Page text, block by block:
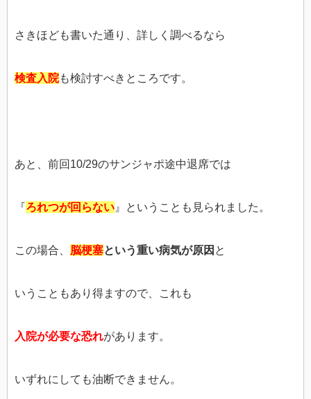
さきほども書いた通り、詳しく調べるなら
検査入院も検討すべきところです。
あと、前回10/29のサンジャポ途中退席では
『ろれつが回らない 』ということも見られました。
この場合、 脳梗塞という重い病気が原因 と
いうこともあり得ますので、これも
入院が必要な恐れがあります。
いずれにしても油断できません。